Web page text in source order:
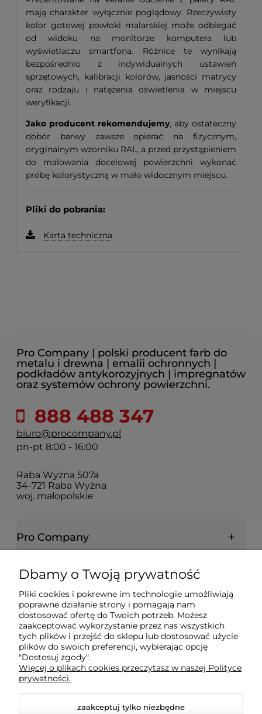
mają charakter wyłącznie poglądowy. Rzeczywisty
kolor gotowej powłoki malarskiej może odbiegać
od widoku na monitorze komputera lub
wyświetlaczu smartfona. Różnice te wynikają
bezpośrednio z indywidualnych ustawień
sprzętowych, kalibracji kolorów, jasności matrycy
oraz rodzaju i natężenia oświetlenia w miejscu
weryfikacji.
Jako producent rekomendujemy, aby ostateczny
dobór barwy zawsze opierać na fizycznym,
oryginalnym wzorniku RAL, a przed przystąpieniem
do malowania docelowej powierzchni wykonać
próbę kolorystyczną w mało widocznym miejscu.
Pliki do pobrania:
Karta techniczna
Pro Company | polski producent farb do
metalu i drewna | emalii ochronnych |
podkładów antykorozyjnych | impregnatów
oraz systemów ochrony powierzchni.
888 488 347
biuro@procompany.pl
pn-pt 8:00 - 16:00
Raba Wyżna 507a
34-721 Raba Wyżna
woj. małopolskie
Pro Company
Farby | Lakiery | Emalie
Ochrona drewna | metalu | betonu
Informacje prawne
Dokumenty
Dbamy o Twoją prywatność
Pliki cookies i pokrewne im technologie umożliwiają
poprawne działanie strony i pomagają nam
dostosować ofertę do Twoich potrzeb. Możesz
zaakceptować wykorzystanie przez nas wszystkich
tych plików i przejść do sklepu lub dostosować użycie
plików do swoich preferencji, wybierając opcję
"Dostosuj zgody".
Więcej o plikach cookies przeczytasz w naszej Polityce
prywatności.
zaakceptuj tylko niezbędne